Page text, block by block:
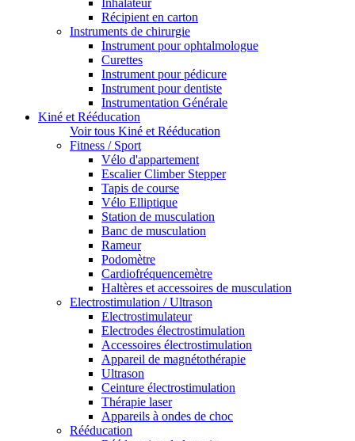
Inhalateur
Récipient en carton
Instruments de chirurgie
Instrument pour ophtalmologue
Curettes
Instrument pour pédicure
Instrument pour dentiste
Instrumentation Générale
Kiné et Rééducation
Voir tous Kiné et Rééducation
Fitness / Sport
Vélo d'appartement
Escalier Climber Stepper
Tapis de course
Vélo Elliptique
Station de musculation
Banc de musculation
Rameur
Podomètre
Cardiofréquencemètre
Haltères et accessoires de musculation
Electrostimulation / Ultrason
Electrostimulateur
Electrodes électrostimulation
Accessoires électrostimulation
Appareil de magnétothérapie
Ultrason
Ceinture électrostimulation
Thérapie laser
Appareils à ondes de choc
Rééducation